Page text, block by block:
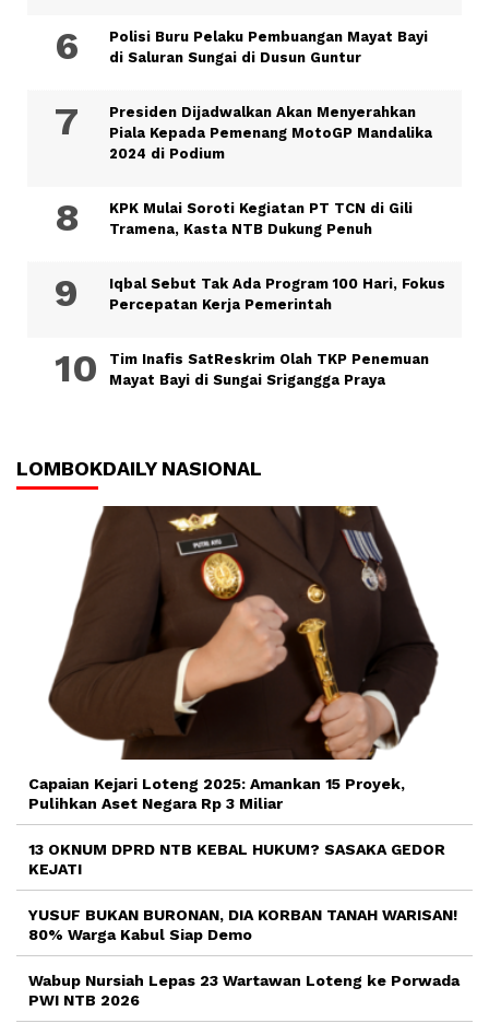
Polisi Buru Pelaku Pembuangan Mayat Bayi
di Saluran Sungai di Dusun Guntur
Presiden Dijadwalkan Akan Menyerahkan
Piala Kepada Pemenang MotoGP Mandalika
2024 di Podium
KPK Mulai Soroti Kegiatan PT TCN di Gili
Tramena, Kasta NTB Dukung Penuh
Iqbal Sebut Tak Ada Program 100 Hari, Fokus
Percepatan Kerja Pemerintah
Tim Inafis SatReskrim Olah TKP Penemuan
Mayat Bayi di Sungai Srigangga Praya
LOMBOKDAILY NASIONAL
Capaian Kejari Loteng 2025: Amankan 15 Proyek,
Pulihkan Aset Negara Rp 3 Miliar
13 OKNUM DPRD NTB KEBAL HUKUM? SASAKA GEDOR
KEJATI
YUSUF BUKAN BURONAN, DIA KORBAN TANAH WARISAN!
80% Warga Kabul Siap Demo
Wabup Nursiah Lepas 23 Wartawan Loteng ke Porwada
PWI NTB 2026